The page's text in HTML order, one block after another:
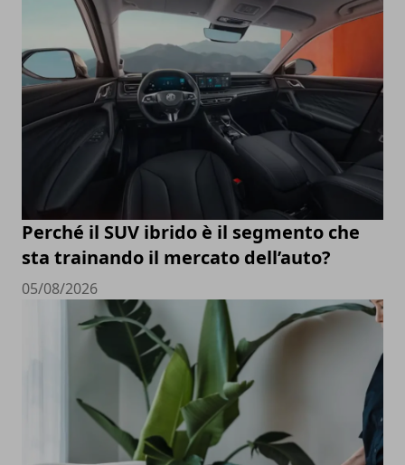
Perché il SUV ibrido è il segmento che
sta trainando il mercato dell’auto?
05/08/2026